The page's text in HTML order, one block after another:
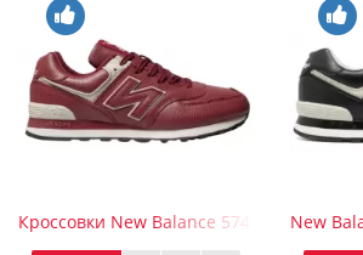
Кроссовки New Balance 574 женские
New